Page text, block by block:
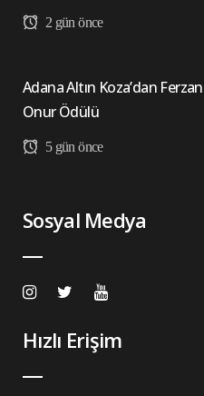
2 gün önce
Adana Altın Koza’dan
Onur Ödülü
5 gün önce
Sosyal Medya
Hızlı Erişim